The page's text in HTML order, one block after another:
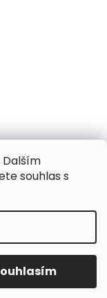
Dalším
souhlas s
Všechna práva